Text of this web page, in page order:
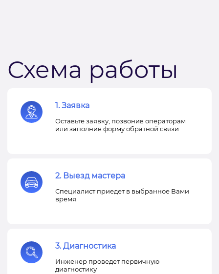
Схема работы
1. Заявка
Оставьте заявку, позвонив операторам
или заполнив форму обратной связи
2. Выезд мастера
Специалист приедет в выбранное Вами
время
3. Диагностика
Инженер проведет первичную
диагностику